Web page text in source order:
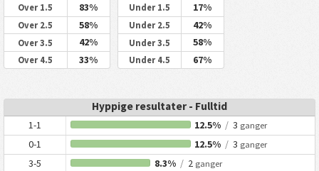
Over 1.5 83%
Over 2.5 58%
Over 3.5 42%
Over 4.5 33%
Under 1.5 17%
Under 2.5 42%
Under 3.5 58%
Under 4.5 67%
Hyppige resultater - Fulltid
1-1 12.5% / 3 ganger
0-1 12.5% / 3 ganger
3-5 8.3% /2 ganger